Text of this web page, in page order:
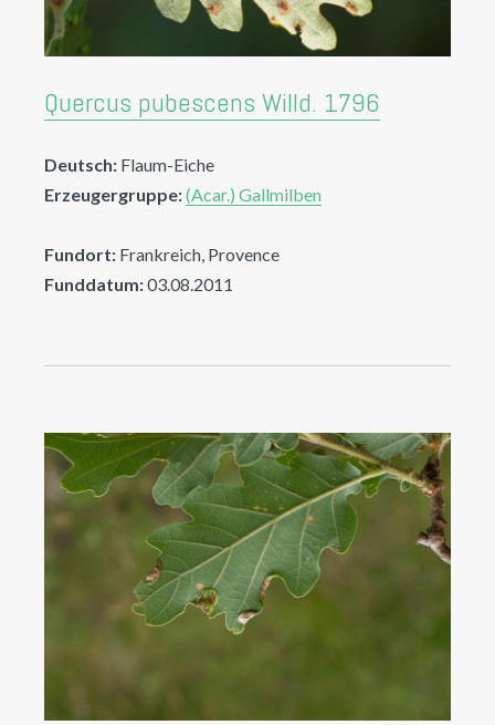
Quercus pubescens Willd. 1796
Deutsch: Flaum-Eiche
Erzeugergruppe:(Acar.) Gallmilben
Fundort: Frankreich, Provence
Funddatum:03.08.2011